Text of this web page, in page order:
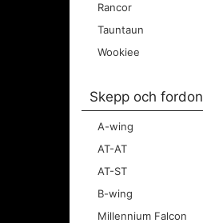
Rancor
Tauntaun
Wookiee
Skepp och fordon
A-wing
AT-AT
AT-ST
B-wing
Millennium Falcon